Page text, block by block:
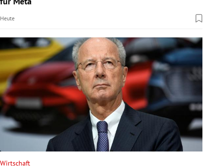
Heute
Wirtschaft